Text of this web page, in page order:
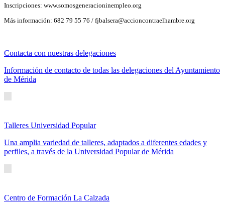
Inscripciones: www.somosgeneracioninempleo.org
Más información: 682 79 55 76 / fjbalsera@accioncontraelhambre.org
Contacta con nuestras delegaciones
Información de contacto de todas las delegaciones del Ayuntamiento
de Mérida
Talleres Universidad Popular
Una amplia variedad de talleres, adaptados a diferentes edades y
perfiles, a través de la Universidad Popular de Mérida
Centro de Formación La Calzada